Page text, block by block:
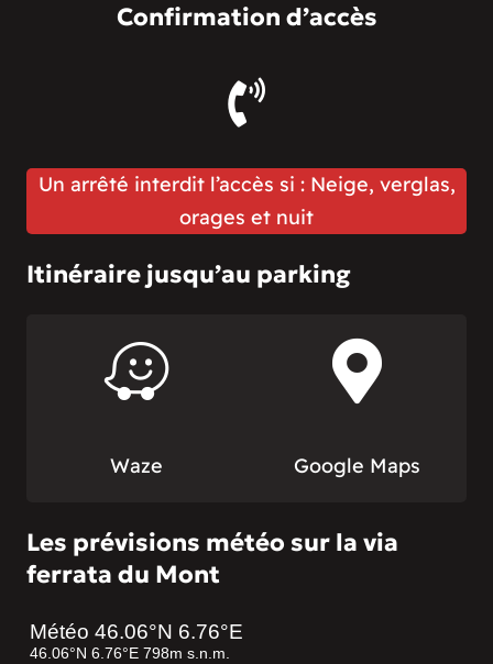
Confirmation d’accès
Un arrêté interdit l’accès si : Neige, verglas,
orages et nuit
Itinéraire jusqu’au parking
Waze Google Maps
Les prévisions météo sur la via
ferrata du Mont